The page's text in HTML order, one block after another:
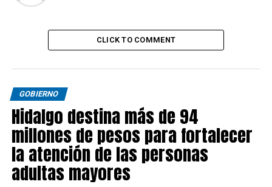
CLICK TO COMMENT
GOBIERNO
Hidalgo destina más de 94
millones de pesos para fortalecer
la atención de las personas
adultas mayores